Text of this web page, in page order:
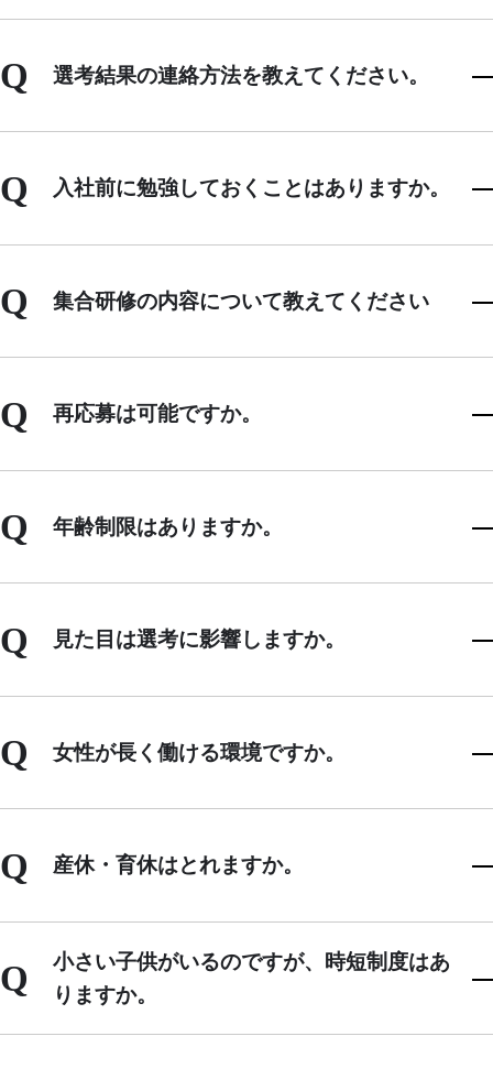
Q 選考結果の連絡方法を教えてください。
Q 入社前に勉強しておくことはありますか。
Q 集合研修の内容について教えてください
Q 再応募は可能ですか。
Q 年齢制限はありますか。
Q 見た目は選考に影響しますか。
Q 女性が長く働ける環境ですか。
Q 産休・育休はとれますか。
Q
小さい子供がいるのですが、時短制度はあ
りますか。